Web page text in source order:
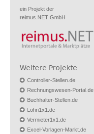
ein Projekt der
reimus.NET GmbH
Weitere Projekte
Controller-Stellen.de
Rechnungswesen-Portal.de
Buchhalter-Stellen.de
Lohn1x1.de
Vermieter1x1.de
Excel-Vorlagen-Markt.de